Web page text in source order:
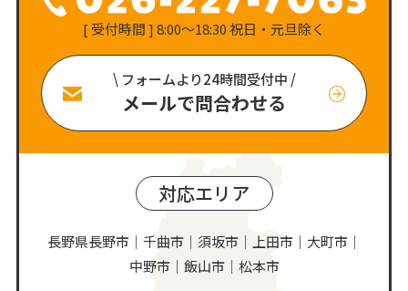
[ 受付時間 ] 8:00〜18:30 祝日・元旦除く
\ フォームより24時間受付中 /
メールで問合わせる
対応エリア
長野県長野市｜千曲市｜須坂市｜上田市｜大町市｜
中野市｜飯山市｜松本市